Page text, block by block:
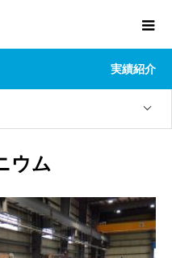
実績紹介
ウム